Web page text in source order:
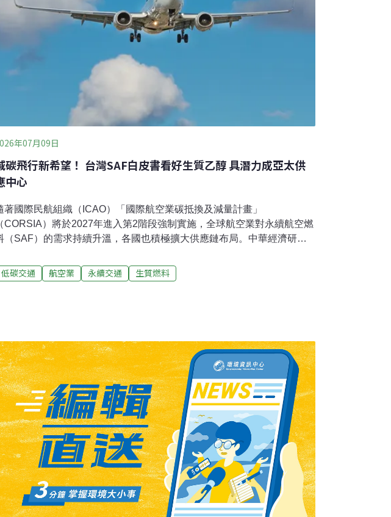
年07月09日
碳飛行新希望！ 台灣SAF白皮書看好生質乙醇 具潛力成亞太供
中心
著國際民航組織（ICAO）「國際航空業碳抵換及減量計畫」
（CORSIA）將於2027年進入第2階段強制實施，全球航空業對永續航空燃
（SAF）的需求持續升溫，各國也積極擴大供應鏈布局。中華經濟研究
》，分析台灣發展SAF產業的困境與機會，並提出未來10年的政策路
，盼結合國際供應鏈與本土製造能量，提升航空減碳競爭力與產業商
而言，SAF技術的評估核心，不僅在於「某一路徑是否技術、成本可
」，而在於其是否能在本地資源結構與制度前提下，形成可擴張、可治
且可隨時間修正的實際發展路徑。計畫主持人、中經院能源與環境研究
低碳交通 航空業 永續交通 生質燃料